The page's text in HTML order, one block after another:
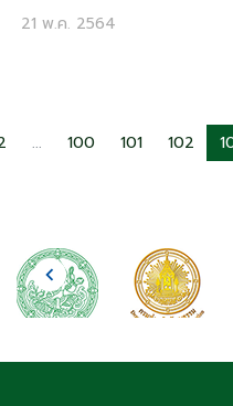
21 พ.ค. 2564
... 100 101 102